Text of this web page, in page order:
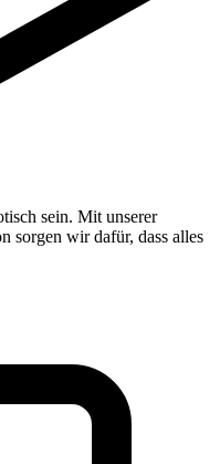
sein. Mit unserer
sorgen wir dafür, dass alles